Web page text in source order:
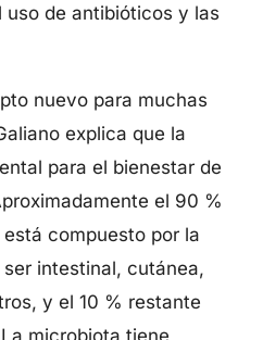
uso de antibióticos y las
nuevo para muchas
explica que la
para el bienestar de
el 90 %
compuesto por la
intestinal, cutánea,
y el 10 % restante
microbiota tiene